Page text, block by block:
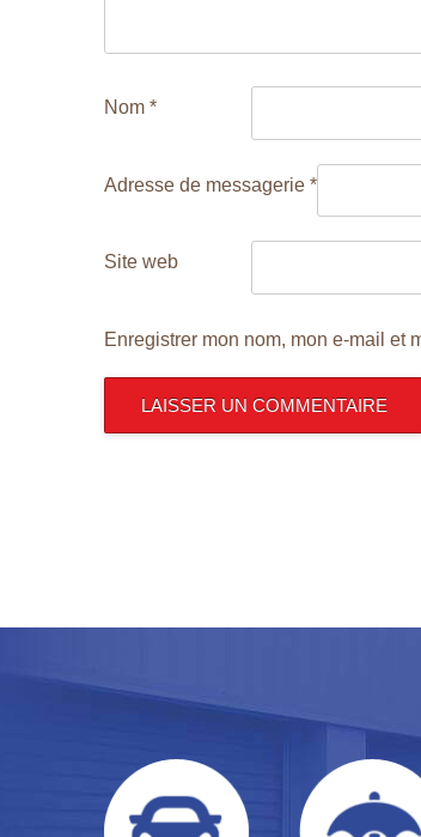
’
R
I
L
Nom *
Adresse de messagerie *
Site web
Enregistrer mon nom, mon e-mail et